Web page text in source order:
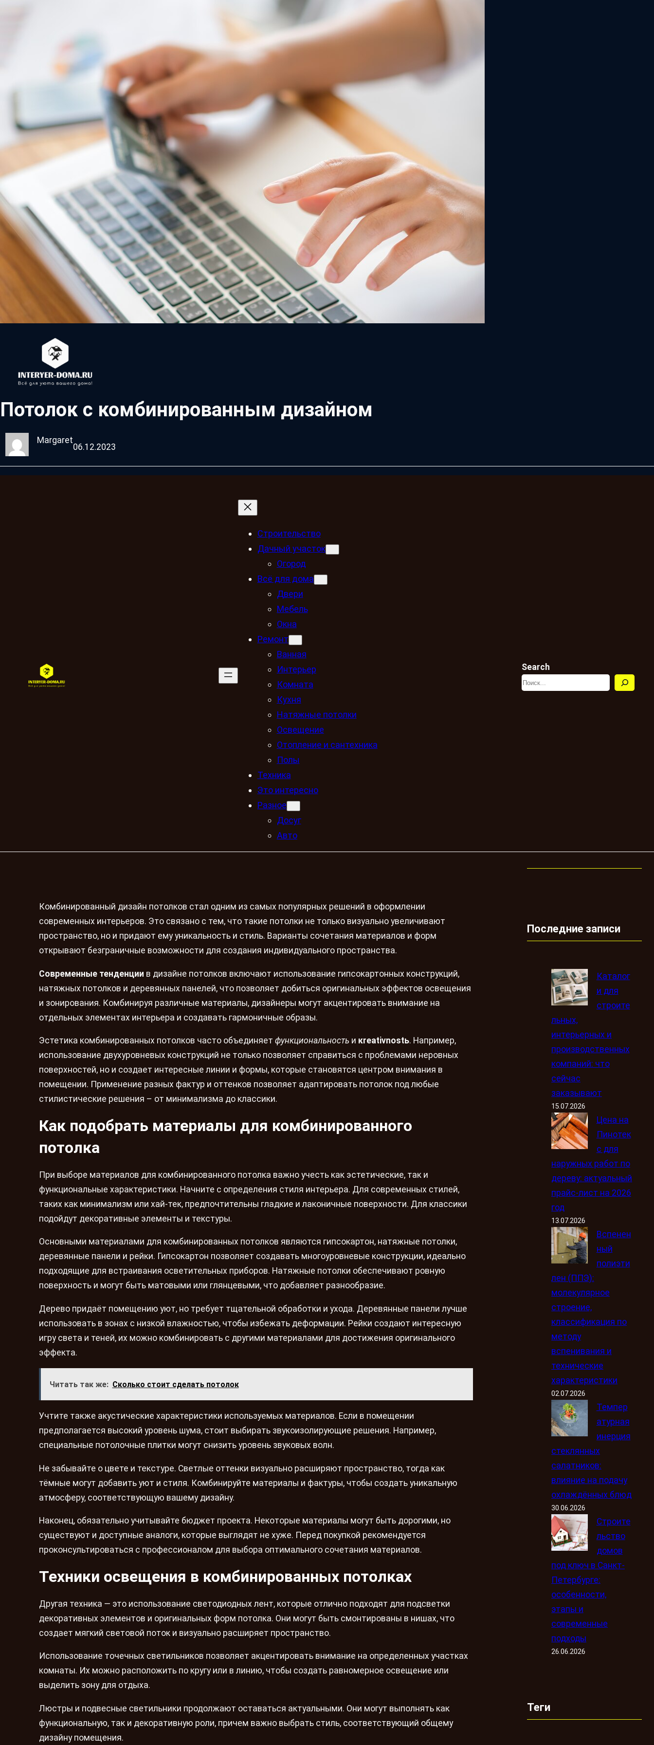
Потолок с комбинированным дизайном
Margaret
06.12.2023
Строительство
Дачный участок
Огород
Всё для дома
Двери
Мебель
Окна
Ремонт
Ванная
Интерьер
Комната
Кухня
Натяжные потолки
Освещение
Отопление и сантехника
Полы
Техника
Это интересно
Разное
Досуг
Авто
Search
Комбинированный дизайн потолков стал одним из самых популярных решений в оформлении
современных интерьеров. Это связано с тем, что такие потолки не только визуально увеличивают
пространство, но и придают ему уникальность и стиль. Варианты сочетания материалов и форм
открывают безграничные возможности для создания индивидуального пространства.
Современные тенденции в дизайне потолков включают использование гипсокартонных конструкций,
натяжных потолков и деревянных панелей, что позволяет добиться оригинальных эффектов освещения
и зонирования. Комбинируя различные материалы, дизайнеры могут акцентировать внимание на
отдельных элементах интерьера и создавать гармоничные образы.
Эстетика комбинированных потолков часто объединяет функциональность и кreativnostь. Например,
использование двухуровневых конструкций не только позволяет справиться с проблемами неровных
поверхностей, но и создает интересные линии и формы, которые становятся центром внимания в
помещении. Применение разных фактур и оттенков позволяет адаптировать потолок под любые
стилистические решения – от минимализма до классики.
Как подобрать материалы для комбинированного
потолка
При выборе материалов для комбинированного потолка важно учесть как эстетические, так и
функциональные характеристики. Начните с определения стиля интерьера. Для современных стилей,
таких как минимализм или хай-тек, предпочтительны гладкие и лаконичные поверхности. Для классики
подойдут декоративные элементы и текстуры.
Основными материалами для комбинированных потолков являются гипсокартон, натяжные потолки,
деревянные панели и рейки. Гипсокартон позволяет создавать многоуровневые конструкции, идеально
подходящие для встраивания осветительных приборов. Натяжные потолки обеспечивают ровную
поверхность и могут быть матовыми или глянцевыми, что добавляет разнообразие.
Дерево придаёт помещению уют, но требует тщательной обработки и ухода. Деревянные панели лучше
использовать в зонах с низкой влажностью, чтобы избежать деформации. Рейки создают интересную
игру света и теней, их можно комбинировать с другими материалами для достижения оригинального
эффекта.
Читать так же: Сколько стоит сделать потолок
Учтите также акустические характеристики используемых материалов. Если в помещении
предполагается высокий уровень шума, стоит выбирать звукоизолирующие решения. Например,
специальные потолочные плитки могут снизить уровень звуковых волн.
Не забывайте о цвете и текстуре. Светлые оттенки визуально расширяют пространство, тогда как
тёмные могут добавить уют и стиля. Комбинируйте материалы и фактуры, чтобы создать уникальную
атмосферу, соответствующую вашему дизайну.
Наконец, обязательно учитывайте бюджет проекта. Некоторые материалы могут быть дорогими, но
существуют и доступные аналоги, которые выглядят не хуже. Перед покупкой рекомендуется
проконсультироваться с профессионалом для выбора оптимального сочетания материалов.
Техники освещения в комбинированных потолках
Другая техника — это использование светодиодных лент, которые отлично подходят для подсветки
декоративных элементов и оригинальных форм потолка. Они могут быть смонтированы в нишах, что
создает мягкий световой поток и визуально расширяет пространство.
Использование точечных светильников позволяет акцентировать внимание на определенных участках
комнаты. Их можно расположить по кругу или в линию, чтобы создать равномерное освещение или
выделить зону для отдыха.
Люстры и подвесные светильники продолжают оставаться актуальными. Они могут выполнять как
функциональную, так и декоративную роли, причем важно выбрать стиль, соответствующий общему
дизайну помещения.
Последние записи
Каталог
и для
строите
льных,
интерьерных и
производственных
компаний: что
сейчас
заказывают
15.07.2026
Цена на
Пинотек
с для
наружных работ по
дереву: актуальный
прайс-лист на 2026
год
13.07.2026
Вспенен
ный
полиэти
лен (ППЭ):
молекулярное
строение,
классификация по
методу
вспенивания и
технические
характеристики
02.07.2026
Темпер
атурная
инерция
стеклянных
салатников:
влияние на подачу
охлаждённых блюд
30.06.2026
Строите
льство
домов
под ключ в Санкт-
Петербурге:
особенности,
этапы и
современные
подходы
26.06.2026
Теги